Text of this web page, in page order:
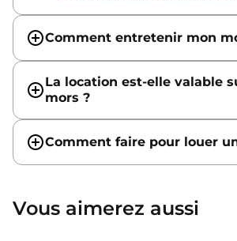
Comment entretenir mon
La location est-elle valable
mors ?
Comment faire pour louer
Vous aimerez aussi